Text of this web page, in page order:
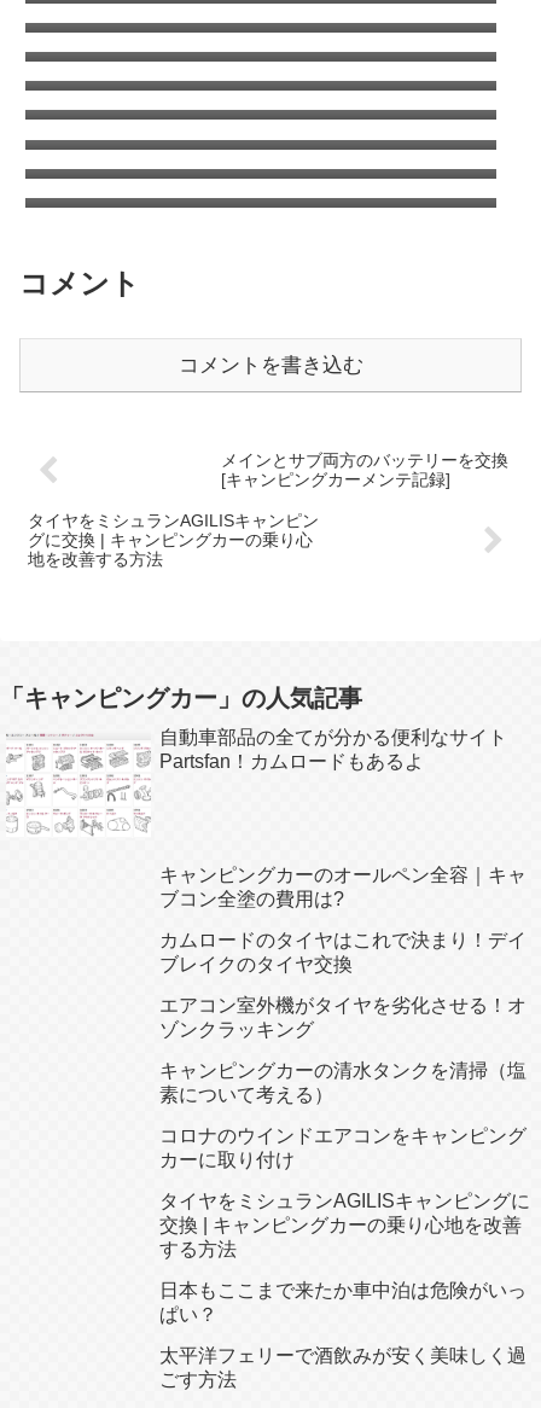
キャンピングカーの清水タンクを清掃（塩素
について考える）
コロナのウインドエアコンをキャンピングカ
ーに取り付け
ANA国内線システムリニューアルでちょっと
得した話
ANAワイドゴールドVISA/MASTERはSFCに
切り替えても年会費追加徴収はなし
タイヤをミシュランAGILISキャンピングに交
換 | キャンピングカーの乗り心地を改善する
方法
日本もここまで来たか車中泊は危険がいっぱ
い？
コメント
コメントを書き込む
メインとサブ両方のバッテリーを交換
[キャンピングカーメンテ記録]
タイヤをミシュランAGILISキャンピン
グに交換 | キャンピングカーの乗り心
地を改善する方法
「キャンピングカー」の人気記事
自動車部品の全てが分かる便利なサイト
Partsfan！カムロードもあるよ
キャンピングカーのオールペン全容｜キャ
ブコン全塗の費用は?
カムロードのタイヤはこれで決まり！デイ
ブレイクのタイヤ交換
エアコン室外機がタイヤを劣化させる！オ
ゾンクラッキング
キャンピングカーの清水タンクを清掃（塩
素について考える）
コロナのウインドエアコンをキャンピング
カーに取り付け
タイヤをミシュランAGILISキャンピングに
交換 | キャンピングカーの乗り心地を改善
する方法
日本もここまで来たか車中泊は危険がいっ
ぱい？
太平洋フェリーで酒飲みが安く美味しく過
ごす方法